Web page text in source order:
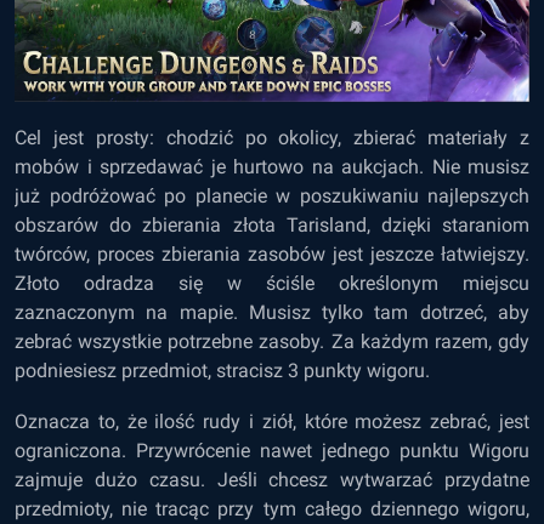
Cel jest prosty: chodzić po okolicy, zbierać materiały z
mobów i sprzedawać je hurtowo na aukcjach. Nie musisz
już podróżować po planecie w poszukiwaniu najlepszych
obszarów do zbierania złota Tarisland, dzięki staraniom
twórców, proces zbierania zasobów jest jeszcze łatwiejszy.
Złoto odradza się w ściśle określonym miejscu
zaznaczonym na mapie. Musisz tylko tam dotrzeć, aby
zebrać wszystkie potrzebne zasoby. Za każdym razem, gdy
podniesiesz przedmiot, stracisz 3 punkty wigoru.
Oznacza to, że ilość rudy i ziół, które możesz zebrać, jest
ograniczona. Przywrócenie nawet jednego punktu Wigoru
zajmuje dużo czasu. Jeśli chcesz wytwarzać przydatne
przedmioty, nie tracąc przy tym całego dziennego wigoru,